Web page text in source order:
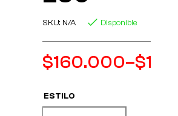
SKU: N/A Disponible
$160.000–$
ESTILO